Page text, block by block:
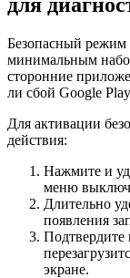
Безопасный режим
минимальным
сторонние
ли сбой Google
Для активации
действия:
Нажмите и
меню
Длительно
появления
Подтвердите
экране.